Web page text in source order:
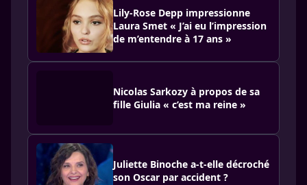
Lily-Rose Depp impressionne
Laura Smet « J’ai eu l’impression
de m’entendre à 17 ans »
Nicolas Sarkozy à propos de sa
fille Giulia « c’est ma reine »
Juliette Binoche a-t-elle décroché
son Oscar par accident ?